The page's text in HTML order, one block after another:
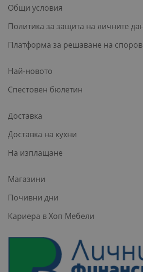
Общи условия
Политика за защита на личните
Платформа за решаване на
Най-новото
Спестовен бюлетин
Доставка
Доставка на кухни
На изплащане
Магазини
Почивни дни
Кариера в Хоп Мебели